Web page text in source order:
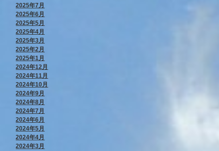
2025年7月
2025年6月
2025年5月
2025年4月
2025年3月
2025年2月
2025年1月
2024年12月
2024年11月
2024年10月
2024年9月
2024年8月
2024年7月
2024年6月
2024年5月
2024年4月
2024年3月